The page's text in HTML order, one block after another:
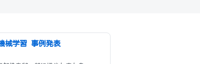
械学習 事例発表